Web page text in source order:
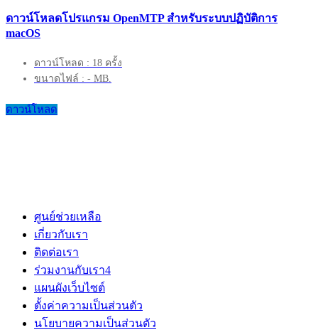
ดาวน์โหลดโปรแกรม OpenMTP สำหรับระบบปฏิบัติการ
macOS
ดาวน์โหลด : 18 ครั้ง
ขนาดไฟล์ : - MB.
ดาวน์โหลด
ศูนย์ช่วยเหลือ
เกี่ยวกับเรา
ติดต่อเรา
ร่วมงานกับเรา4
แผนผังเว็บไซต์
ตั้งค่าความเป็นส่วนตัว
นโยบายความเป็นส่วนตัว